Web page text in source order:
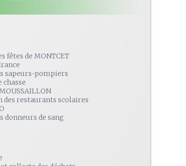
fêtes de MONTCET
sapeurs-pompiers
chasse
des restaurants scolaires
donneurs de sang